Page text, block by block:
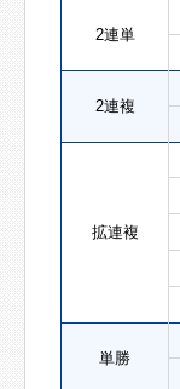
2連単
2連複
拡連複
単勝